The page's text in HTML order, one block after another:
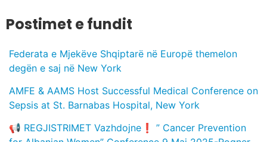
Postimet e fundit
Federata e Mjekëve Shqiptarë në Europë themelon
degën e saj në New York
AMFE & AAMS Host Successful Medical Conference on
Sepsis at St. Barnabas Hospital, New York
📢 REGJISTRIMET Vazhdojne❗️ ” Cancer Prevention